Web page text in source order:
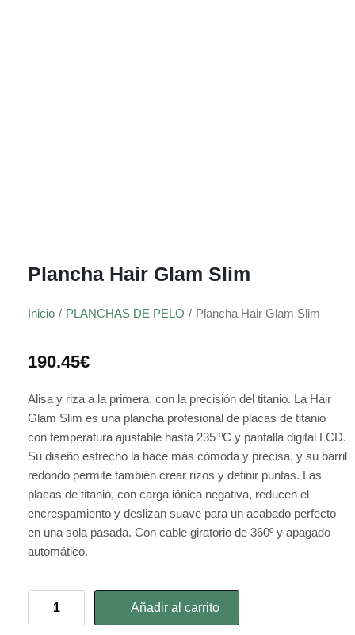
Plancha Hair Glam Slim
Inicio / PLANCHAS DE PELO / Plancha Hair Glam Slim
190.45€
Alisa y riza a la primera, con la precisión del titanio. La Hair
Glam Slim es una plancha profesional de placas de titanio
con temperatura ajustable hasta 235 ºC y pantalla digital LCD.
Su diseño estrecho la hace más cómoda y precisa, y su barril
redondo permite también crear rizos y definir puntas. Las
placas de titanio, con carga iónica negativa, reducen el
encrespamiento y deslizan suave para un acabado perfecto
en una sola pasada. Con cable giratorio de 360º y apagado
automático.
Añadir al carrito